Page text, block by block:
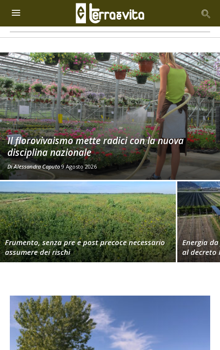
Il florovivaismo mette radici con la nuova
disciplina nazionale
DiAlessandra Caputo 9 Agosto 2026
Frumento, senza pre e post precoce necessario
assumere dei rischi
Energia
al decreto